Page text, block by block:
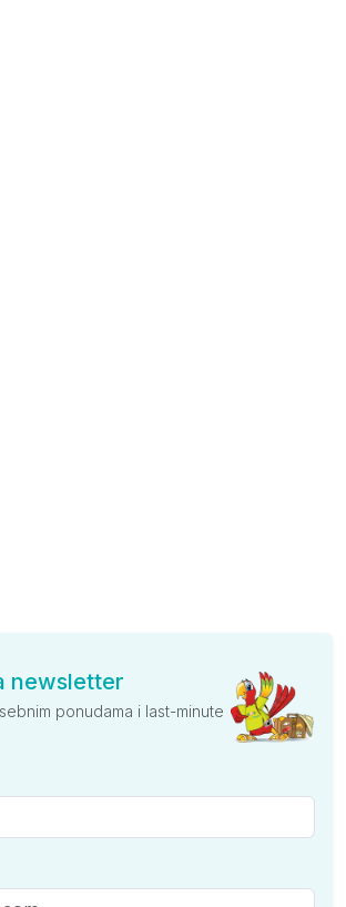
newsletter
ponudama i last-minute